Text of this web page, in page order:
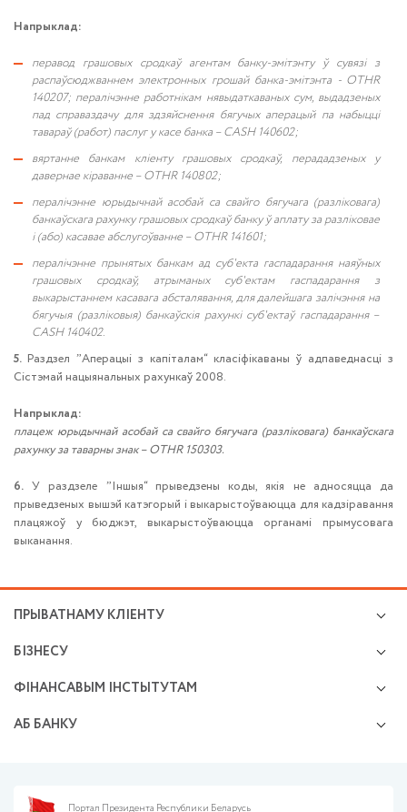
Напрыклад:
перавод грашовых сродкаў агентам банку-эмітэнту ў сувязі з
распаўсюджваннем электронных грошай банка-эмітэнта - OTHR
140207; пералічэнне работнікам нявыдаткаваных сум, выдадзеных
пад справаздачу для здзяйснення бягучых аперацый па набыцці
тавараў (работ) паслуг у касе банка – CASH 140602;
вяртанне банкам кліенту грашовых сродкаў, перададзеных у
давернае кіраванне – OTHR 140802;
пералічэнне юрыдычнай асобай са свайго бягучага (разліковага)
банкаўскага рахунку грашовых сродкаў банку ў аплату за разліковае
і (або) касавае абслугоўванне – OTHR 141601;
пералічэнне прынятых банкам ад суб'екта гаспадарання наяўных
грашовых сродкаў, атрыманых суб'ектам гаспадарання з
выкарыстаннем касавага абсталявання, для далейшага залічэння на
бягучыя (разліковыя) банкаўскія рахункі суб'ектаў гаспадарання –
CASH 140402.
5. Раздзел ˮАперацыі з капіталам“ класіфікаваны ў адпаведнасці з
Сістэмай нацыянальных рахункаў 2008.
Напрыклад:
плацеж юрыдычнай асобай са свайго бягучага (разліковага) банкаўскага
рахунку за таварны знак – OTHR 150303.
6. У раздзеле ˮІншыя“ прыведзены коды, якія не адносяцца да
прыведзеных вышэй катэгорый і выкарыстоўваюцца для кадзіравання
плацяжоў у бюджэт, выкарыстоўваюцца органамі прымусовага
выканання.
ПРЫВАТНАМУ КЛІЕНТУ
Валютна-абменныя аперацыі
Зберажэнні і інвестыцыі
Магчымасці картак
БІЗНЕСУ
Разлікова-касавае абслугоўванне
Размяшчэнне сродкаў
Разлікова-касавае абслугоўванне
ФІНАНСАВЫМ ІНСТЫТУТАМ
Адкрыццё і вядзенне карэспандэнцкіх рахункаў
Банкнотныя аперацыі
АБ БАНКУ
Портал Президента Республики Беларусь